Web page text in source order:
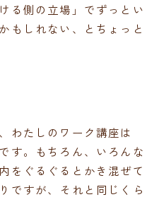
る側の立場」でずっとい
もしれない、とちょっと
わたしのワーク講座は
す。もちろん、いろんな
をぐるぐるとかき混ぜて
ですが、それと同じくら